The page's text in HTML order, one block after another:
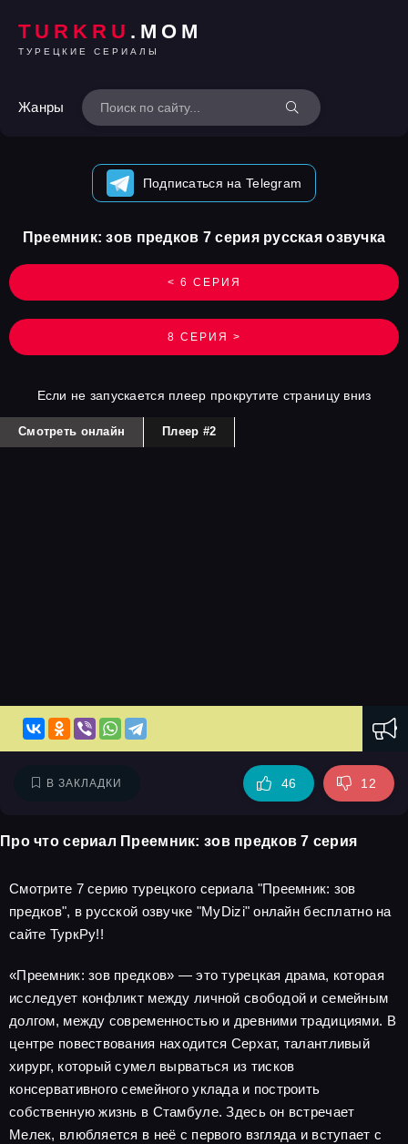
TURKRU .MOM
ТУРЕЦКИЕ СЕРИАЛЫ
Жанры
Подписаться на Telegram
< 6 СЕРИЯ
Преемник: зов предков 7 серия русская озвучка
8 СЕРИЯ >
Если не запускается плеер прокрутите страницу вниз
Смотреть онлайн Плеер #2
В ЗАКЛАДКИ 46 12
Про что сериал Преемник: зов предков 7 серия
Смотрите 7 серию турецкого сериала "Преемник: зов
предков", в русской озвучке "MyDizi" онлайн бесплатно на
сайте ТуркРу!!
«Преемник: зов предков» — это турецкая драма, которая
исследует конфликт между личной свободой и семейным
долгом, между современностью и древними традициями. В
центре повествования находится Серхат, талантливый
хирург, который сумел вырваться из тисков
консервативного семейного уклада и построить
собственную жизнь в Стамбуле. Здесь он встречает
Мелек, влюбляется в неё с первого взгляда и вступает с